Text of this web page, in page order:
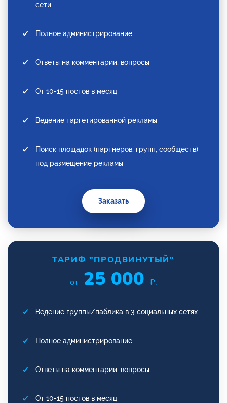
сети
Полное администрирование
Ответы на комментарии, вопросы
От 10-15 постов в месяц
Ведение таргетированной рекламы
Поиск площадок (партнеров, групп, сообществ)
под размещение рекламы
Заказать
ТАРИФ "ПРОДВИНУТЫЙ"
от 25 000 ₽.
Ведение группы/паблика в 3 социальных сетях
Полное администрирование
Ответы на комментарии, вопросы
От 10-15 постов в месяц